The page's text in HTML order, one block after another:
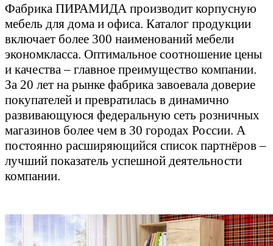
Фабрика ПИРАМИДА производит корпусную
мебель для дома и офиса. Каталог продукции
включает более 300 наименований мебели
экономкласса. Оптимальное соотношение цены
и качества – главное преимущество компании.
За 20 лет на рынке фабрика завоевала доверие
покупателей и превратилась в динамично
развивающуюся федеральную сеть розничных
магазинов более чем в 30 городах России. А
постоянно расширяющийся список партнёров –
лучший показатель успешной деятельности
компании.